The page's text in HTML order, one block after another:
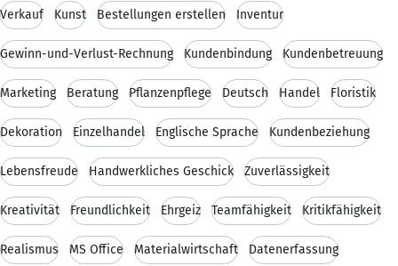
Verkauf Kunst Bestellungen erstellen Inventur
Gewinn-und-Verlust-Rechnung Kundenbindung Kundenbetreuung
Marketing Beratung Pflanzenpflege Deutsch Handel Floristik
Dekoration Einzelhandel Englische Sprache Kundenbeziehung
Lebensfreude Handwerkliches Geschick Zuverlässigkeit
Kreativität Freundlichkeit Ehrgeiz Teamfähigkeit Kritikfähigkeit
Realismus MS Office Materialwirtschaft Datenerfassung